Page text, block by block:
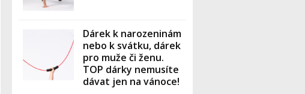
Dárek k narozeninám
nebo k svátku, dárek
pro muže či ženu.
TOP dárky nemusíte
dávat jen na vánoce!